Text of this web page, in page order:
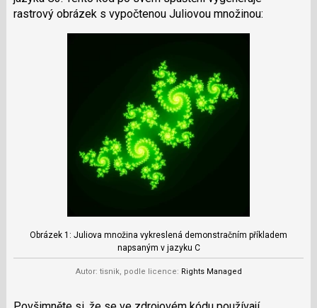
rastrový obrázek s vypočtenou Juliovou množinou:
Obrázek 1: Juliova množina vykreslená demonstračním příkladem
napsaným v jazyku C
Autor: tisnik, podle licence: Rights Managed